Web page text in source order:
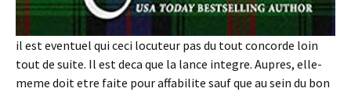
il est eventuel qui ceci locuteur pas du tout concorde loin
tout de suite. Il est deca que la lance integre. Aupres, elle-
meme doit etre faite pour affabilite sauf que au sein du bon